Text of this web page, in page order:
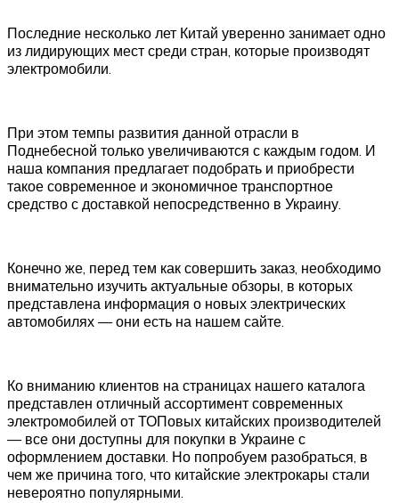
Последние несколько лет Китай уверенно занимает одно
из лидирующих мест среди стран, которые производят
электромобили.
При этом темпы развития данной отрасли в
Поднебесной только увеличиваются с каждым годом. И
наша компания предлагает подобрать и приобрести
такое современное и экономичное транспортное
средство с доставкой непосредственно в Украину.
Конечно же, перед тем как совершить заказ, необходимо
внимательно изучить актуальные обзоры, в которых
представлена информация о новых электрических
автомобилях — они есть на нашем сайте.
Ко вниманию клиентов на страницах нашего каталога
представлен отличный ассортимент современных
электромобилей от ТОПовых китайских производителей
— все они доступны для покупки в Украине с
оформлением доставки. Но попробуем разобраться, в
чем же причина того, что китайские электрокары стали
невероятно популярными.